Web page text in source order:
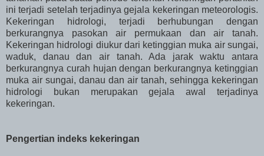
ini terjadi setelah terjadinya gejala kekeringan meteorologis.
Kekeringan hidrologi, terjadi berhubungan dengan
berkurangnya pasokan air permukaan dan air tanah.
Kekeringan hidrologi diukur dari ketinggian muka air sungai,
waduk, danau dan air tanah. Ada jarak waktu antara
berkurangnya curah hujan dengan berkurangnya ketinggian
muka air sungai, danau dan air tanah, sehingga kekeringan
hidrologi bukan merupakan gejala awal terjadinya
kekeringan.
Pengertian indeks kekeringan